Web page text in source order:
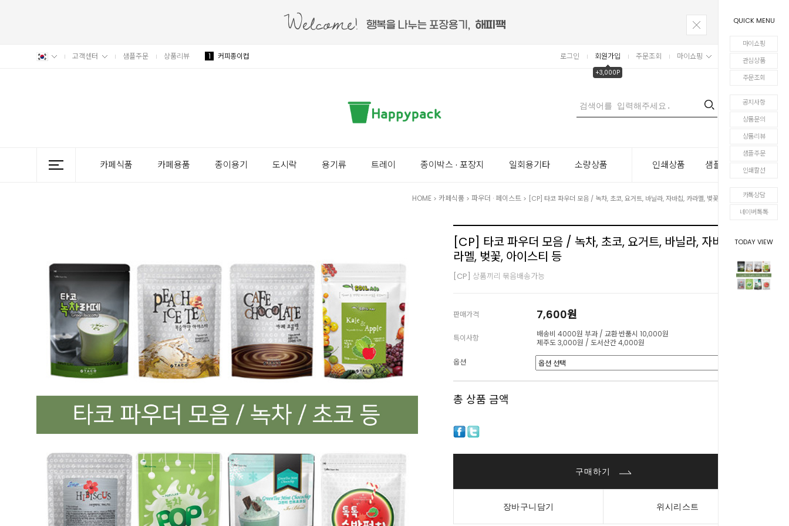
QUICK MENU
마이쇼핑
관심상품
주문조회
공지사항
상품문의
상품리뷰
샘플주문
인쇄칼선
카톡상담
네이버톡톡
TODAY VIEW
고객센터 샘플주문 상품리뷰 1 커피종이컵 로그인 회원가입
+3,000P
주문조회 마이쇼핑 장바구니
0
카페식품 카페용품 종이용기 도시락 용기류 트레이 종이박스 · 포장지 일회용기타 소량상품 인쇄상품 샘플주문
HOME > 카페식품 > 파우더 · 페이스트 > [CP] 타코 파우더 모음 / 녹차, 초코, 요거트, 바닐라, 자바칩, 카라멜, 벚꽃, 아이스티 등
[CP] 타코 파우더 모음 / 녹차, 초코, 요거트, 바닐라, 자바칩, 카
라멜, 벚꽃, 아이스티 등
[CP] 상품끼리 묶음배송가능
판매가격 7,600원
특이사항
배송비 4000원 부과 / 교환·반품시 10,000원
제주도 3,000원 / 도서산간 4,000원
옵션
총 상품 금액
구매하기
장바구니담기 위시리스트